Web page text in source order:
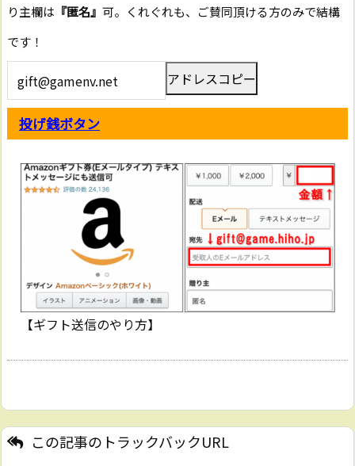
り主欄は 『匿名』 可。くれぐれも、ご賛同頂ける方のみで結構
です！
アドレスコピー
投げ銭ボタン
【ギフト送信のやり方】
この記事のトラックバックURL